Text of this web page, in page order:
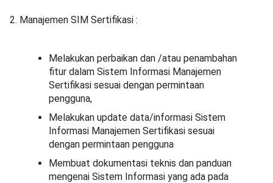
2. Manajemen SIM Sertifikasi :
Melakukan perbaikan dan /atau penambahan
fitur dalam Sistem Informasi Manajemen
Sertifikasi sesuai dengan permintaan
pengguna,
Melakukan update data/informasi Sistem
Informasi Manajemen Sertifikasi sesuai
dengan permintaan pengguna
Membuat dokumentasi teknis dan panduan
mengenai Sistem Informasi yang ada pada